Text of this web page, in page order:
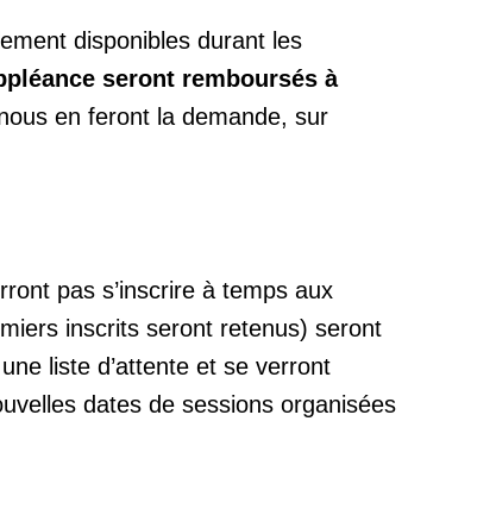
disponibles durant les
seront remboursés à
en feront la demande, sur
pas s’inscrire à temps aux
inscrits seront retenus) seront
liste d’attente et se verront
dates de sessions organisées